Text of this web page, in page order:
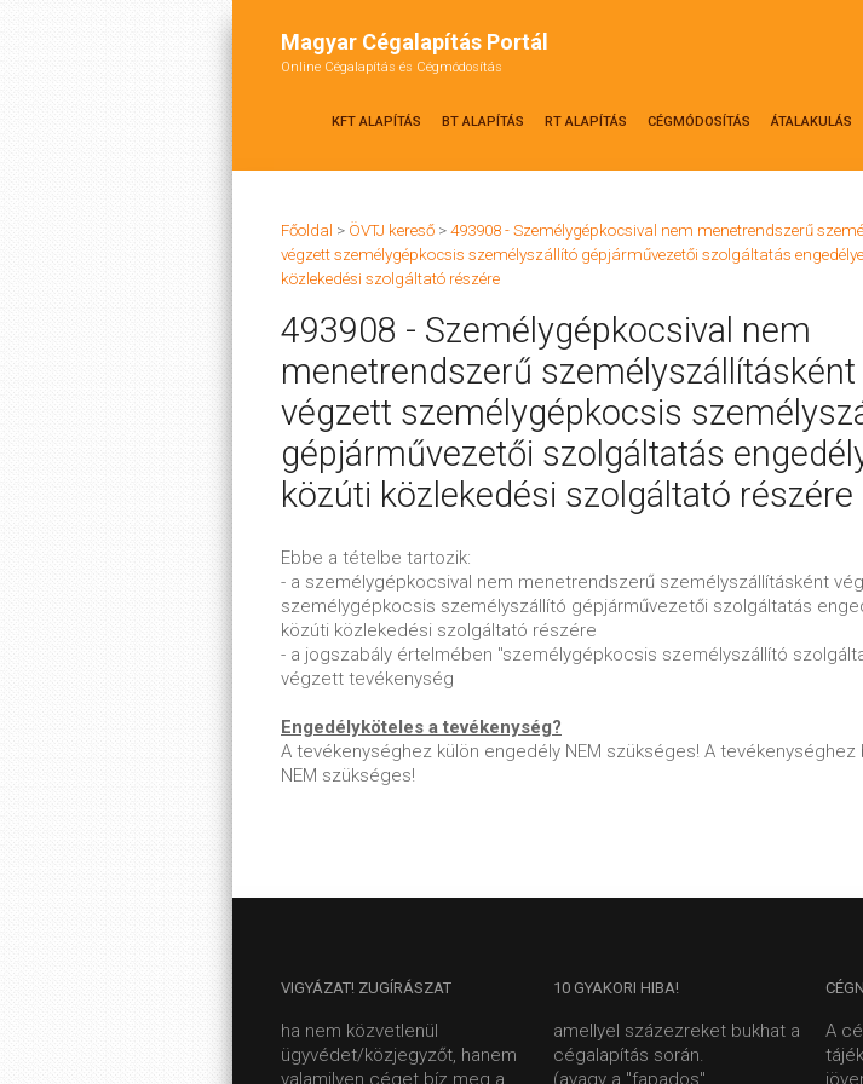
Magyar Cégalapítás Portál
Online Cégalapítás és Cégmódosítás
KFT ALAPÍTÁS BT ALAPÍTÁS RT ALAPÍTÁS CÉGMÓDOSÍTÁS ÁTALAKULÁS
Főoldal > ÖVTJ kereső > 493908 - Személygépkocsival nem menetrendszerű
végzett személygépkocsis személyszállító gépjárművezetői szolgáltatás
közlekedési szolgáltató részére
493908 - Személygépkocsival nem
menetrendszerű személyszállításként
végzett személygépkocsis
gépjárművezetői szolgáltatás
közúti közlekedési szolgáltató részére
Ebbe a tételbe tartozik:
- a személygépkocsival nem menetrendszerű személyszállításként
személygépkocsis személyszállító gépjárművezetői szolgáltatás
közúti közlekedési szolgáltató részére
- a jogszabály értelmében "személygépkocsis személyszállító
végzett tevékenység
Engedélyköteles a tevékenység?
A tevékenységhez külön engedély NEM szükséges! A
NEM szükséges!
VIGYÁZAT! ZUGÍRÁSZAT
ha nem közvetlenül
ügyvédet/közjegyzőt, hanem
valamilyen céget bíz meg a
10 GYAKORI HIBA!
amellyel százezreket bukhat a
cégalapítás során.
(avagy a "fapados"
A